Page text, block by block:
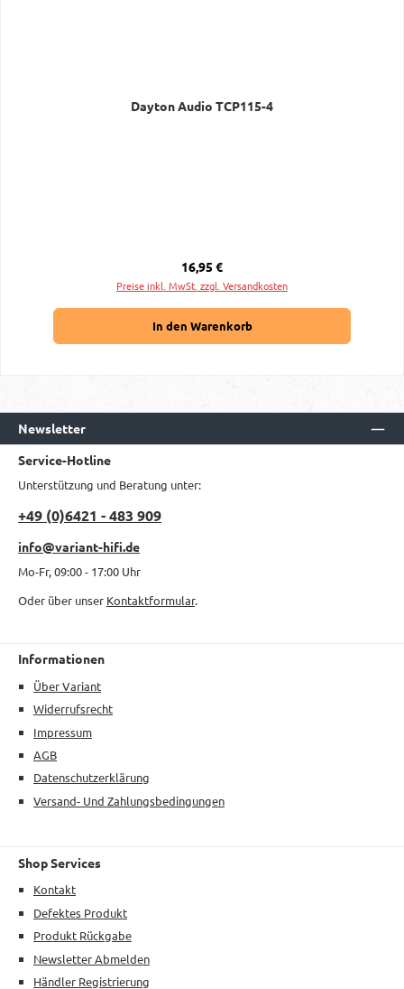
Dayton Audio TCP115-4
Regulärer Preis:
16,95 €
Preise inkl. MwSt. zzgl. Versandkosten
In den Warenkorb
Newsletter
Service-Hotline
Unterstützung und Beratung unter:
+49 (0)6421 - 483 909
info@variant-hifi.de
Mo-Fr, 09:00 - 17:00 Uhr
Oder über unser Kontaktformular.
Informationen
Über Variant
Widerrufsrecht
Impressum
AGB
Datenschutzerklärung
Versand- Und Zahlungsbedingungen
Shop Services
Kontakt
Defektes Produkt
Produkt Rückgabe
Newsletter Abmelden
Händler Registrierung